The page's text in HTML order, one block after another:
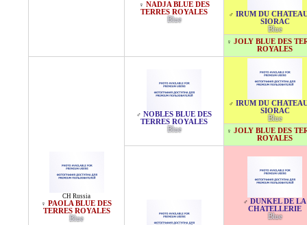
♀ NADJA BLUE DES
TERRES ROYALES
Blue
♂ IRUM DU
SIORAC
Blue
♀ JOLY BLUE DES
ROYALES
CH Russia
♀ PAOLA BLUE DES
TERRES ROYALES
Blue
♂ NOBLES BLUE DES
TERRES ROYALES
Blue
♂ IRUM DU
SIORAC
Blue
♀ JOLY BLUE DES
ROYALES
♂ DUNKEL DE LA
CHATELLERIE
Blue